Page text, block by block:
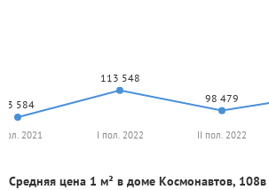
93 584
113 548
98 479
2021 I пол. 2022 II пол. 2022
Средняя цена 1 м² в доме Космонавтов,